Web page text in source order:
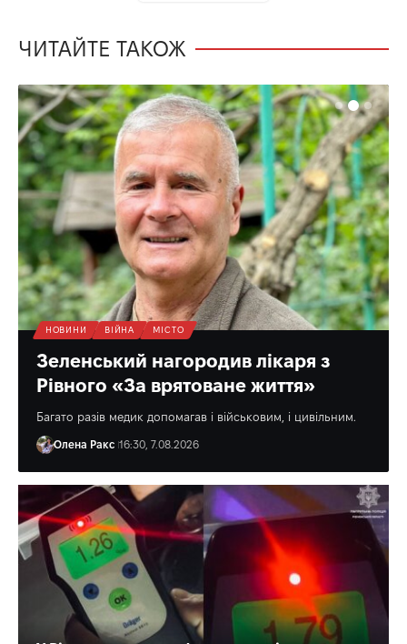
ЧИТАЙТЕ ТАКОЖ
НОВИНИ ВІЙНА МІСТО
Зеленський нагородив лікаря з
Рівного «За врятоване життя»
Багато разів медик допомагав і військовим, і цивільним.
Олена Ракс 16:30, 7.08.2026